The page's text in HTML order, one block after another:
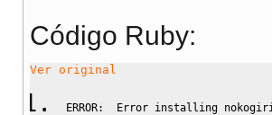
Código Ruby:
Ver original
ERROR:  Error installing